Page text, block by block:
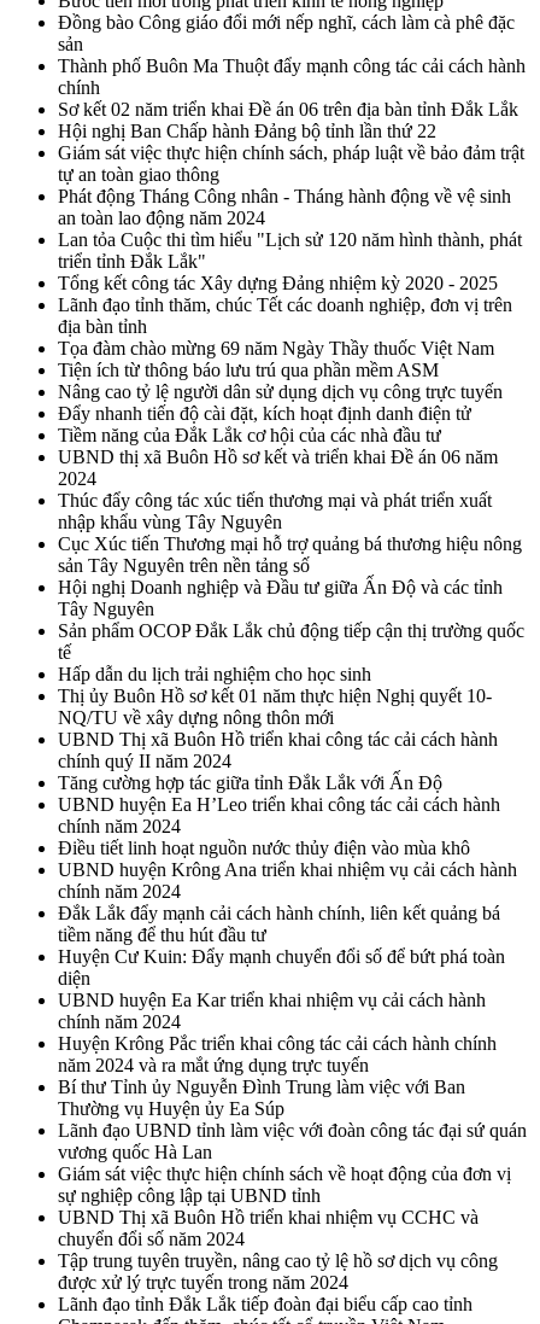
Đồng bào Công giáo đổi mới nếp nghĩ, cách làm cà phê đặc
sản
Thành phố Buôn Ma Thuột đẩy mạnh công tác cải cách hành
chính
Sơ kết 02 năm triển khai Đề án 06 trên địa bàn tỉnh Đắk Lắk
Hội nghị Ban Chấp hành Đảng bộ tỉnh lần thứ 22
Giám sát việc thực hiện chính sách, pháp luật về bảo đảm trật
tự an toàn giao thông
Phát động Tháng Công nhân - Tháng hành động về vệ sinh
an toàn lao động năm 2024
Lan tỏa Cuộc thi tìm hiểu "Lịch sử 120 năm hình thành, phát
triển tỉnh Đắk Lắk"
Tổng kết công tác Xây dựng Đảng nhiệm kỳ 2020 - 2025
Lãnh đạo tỉnh thăm, chúc Tết các doanh nghiệp, đơn vị trên
địa bàn tỉnh
Tọa đàm chào mừng 69 năm Ngày Thầy thuốc Việt Nam
Tiện ích từ thông báo lưu trú qua phần mềm ASM
Nâng cao tỷ lệ người dân sử dụng dịch vụ công trực tuyến
Đẩy nhanh tiến độ cài đặt, kích hoạt định danh điện tử
Tiềm năng của Đắk Lắk cơ hội của các nhà đầu tư
UBND thị xã Buôn Hồ sơ kết và triển khai Đề án 06 năm
2024
Thúc đẩy công tác xúc tiến thương mại và phát triển xuất
nhập khẩu vùng Tây Nguyên
Cục Xúc tiến Thương mại hỗ trợ quảng bá thương hiệu nông
sản Tây Nguyên trên nền tảng số
Hội nghị Doanh nghiệp và Đầu tư giữa Ấn Độ và các tỉnh
Tây Nguyên
Sản phẩm OCOP Đắk Lắk chủ động tiếp cận thị trường quốc
tế
Hấp dẫn du lịch trải nghiệm cho học sinh
Thị ủy Buôn Hồ sơ kết 01 năm thực hiện Nghị quyết 10-
NQ/TU về xây dựng nông thôn mới
UBND Thị xã Buôn Hồ triển khai công tác cải cách hành
chính quý II năm 2024
Tăng cường hợp tác giữa tỉnh Đắk Lắk với Ấn Độ
UBND huyện Ea H’Leo triển khai công tác cải cách hành
chính năm 2024
Điều tiết linh hoạt nguồn nước thủy điện vào mùa khô
UBND huyện Krông Ana triển khai nhiệm vụ cải cách hành
chính năm 2024
Đắk Lắk đẩy mạnh cải cách hành chính, liên kết quảng bá
tiềm năng để thu hút đầu tư
Huyện Cư Kuin: Đẩy mạnh chuyển đổi số để bứt phá toàn
diện
UBND huyện Ea Kar triển khai nhiệm vụ cải cách hành
chính năm 2024
Huyện Krông Pắc triển khai công tác cải cách hành chính
năm 2024 và ra mắt ứng dụng trực tuyến
Bí thư Tỉnh ủy Nguyễn Đình Trung làm việc với Ban
Thường vụ Huyện ủy Ea Súp
Lãnh đạo UBND tỉnh làm việc với đoàn công tác đại sứ quán
vương quốc Hà Lan
Giám sát việc thực hiện chính sách về hoạt động của đơn vị
sự nghiệp công lập tại UBND tỉnh
UBND Thị xã Buôn Hồ triển khai nhiệm vụ CCHC và
chuyển đổi số năm 2024
Tập trung tuyên truyền, nâng cao tỷ lệ hồ sơ dịch vụ công
được xử lý trực tuyến trong năm 2024
Lãnh đạo tỉnh Đắk Lắk tiếp đoàn đại biểu cấp cao tỉnh